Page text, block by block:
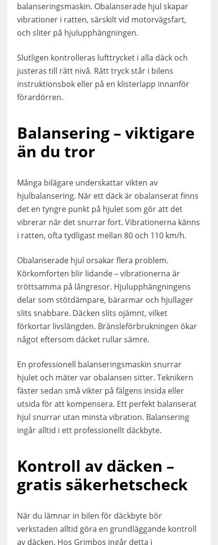
balanseringsmaskin. Obalanserade hjul skapar
vibrationer i ratten, särskilt vid motorvägsfart,
och sliter på hjulupphängningen.
Slutligen kontrolleras lufttrycket i alla däck och
justeras till rätt nivå. Rätt tryck står i bilens
instruktionsbok eller på en klisterlapp innanför
förardörren.
Balansering – viktigare
än du tror
Många bilägare underskattar vikten av
hjulbalansering. När ett däck är obalanserat finns
det en tyngre punkt på hjulet som gör att det
vibrerar när det snurrar fort. Vibrationerna känns
i ratten, ofta tydligast mellan 80 och 110 km/h.
Obalanserade hjul orsakar flera problem.
Körkomforten blir lidande – vibrationerna är
tröttsamma på långresor. Hjulupphängningens
delar som stötdämpare, bärarmar och hjullager
slits snabbare. Däcken slits ojämnt, vilket
förkortar livslängden. Bränsleförbrukningen ökar
något eftersom däcket rullar sämre.
En professionell balanseringsmaskin snurrar
hjulet och mäter var obalansen sitter. Teknikern
fäster sedan små vikter på fälgens insida eller
utsida för att kompensera. Ett perfekt balanserat
hjul snurrar utan minsta vibration. Balansering
ingår alltid i ett professionellt däckbyte.
Kontroll av däcken –
gratis säkerhetscheck
När du lämnar in bilen för däckbyte bör
verkstaden alltid göra en grundläggande kontroll
av däcken. Hos Grimbos ingår detta i